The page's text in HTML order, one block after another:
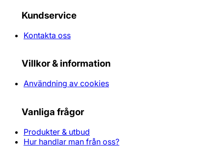
Kundservice
Kontakta oss
Villkor & information
Användning av cookies
Vanliga frågor
Produkter & utbud
Hur handlar man från oss?